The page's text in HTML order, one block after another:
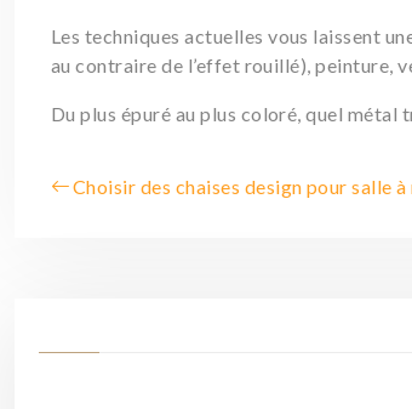
Les techniques actuelles vous laissent
au contraire de l’effet rouillé), peinture,
Du plus épuré au plus coloré, quel métal
Choisir des chaises design pour salle à